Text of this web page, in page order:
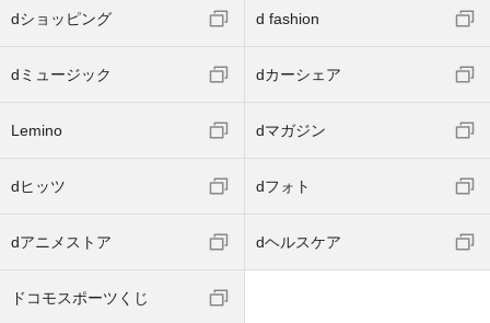
dショッピング d fashion
dミュージック dカーシェア
Lemino dマガジン
dヒッツ dフォト
dアニメストア dヘルスケア
ドコモスポーツくじ